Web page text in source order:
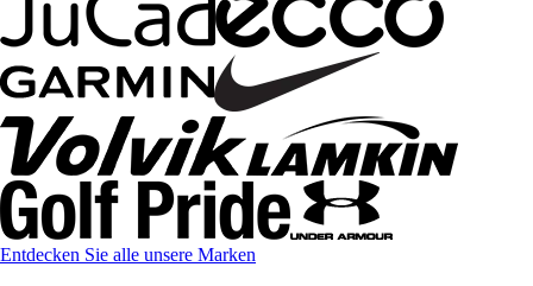
Entdecken Sie alle unsere Marken